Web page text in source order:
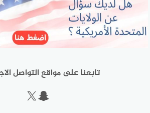
تابعنا على مواقع التواصل
سناب شات
إكس